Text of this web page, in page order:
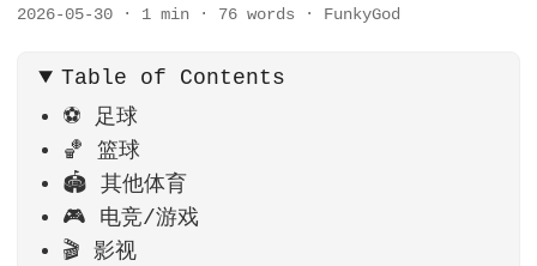
2026-05-30 · 1 min · 76 words · FunkyGod
Table of Contents
⚽ 足球
🏀 篮球
🏟️ 其他体育
🎮 电竞/游戏
🎬 影视